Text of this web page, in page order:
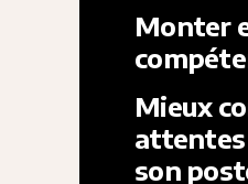
Monter
Mieux
attentes
son